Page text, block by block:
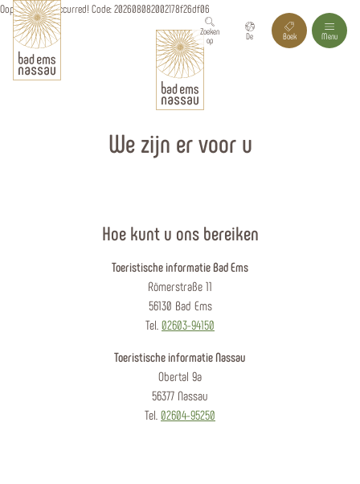
Zoeken
op
De Boek Menu
Oops, an error occurred! Code: 202608082002178f26df06
We zijn er voor u
Hoe kunt u ons bereiken
Toeristische informatie Bad Ems
Römerstraße 11
56130 Bad Ems
Tel. 02603-94150
Toeristische informatie Nassau
Obertal 9a
56377 Nassau
Tel. 02604-95250